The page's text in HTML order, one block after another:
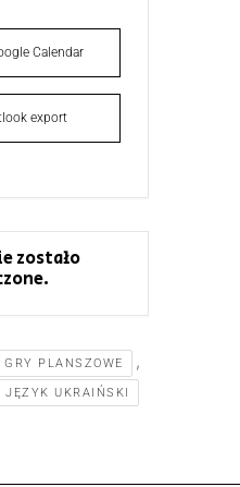
Calendar
export
zostało
GRY PLANSZOWE ,
JĘZYK UKRAIŃSKI